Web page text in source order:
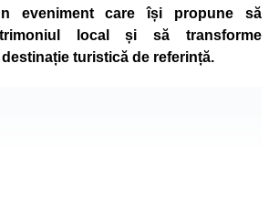
eveniment care își propune să
local și să transforme
turistică de referință.